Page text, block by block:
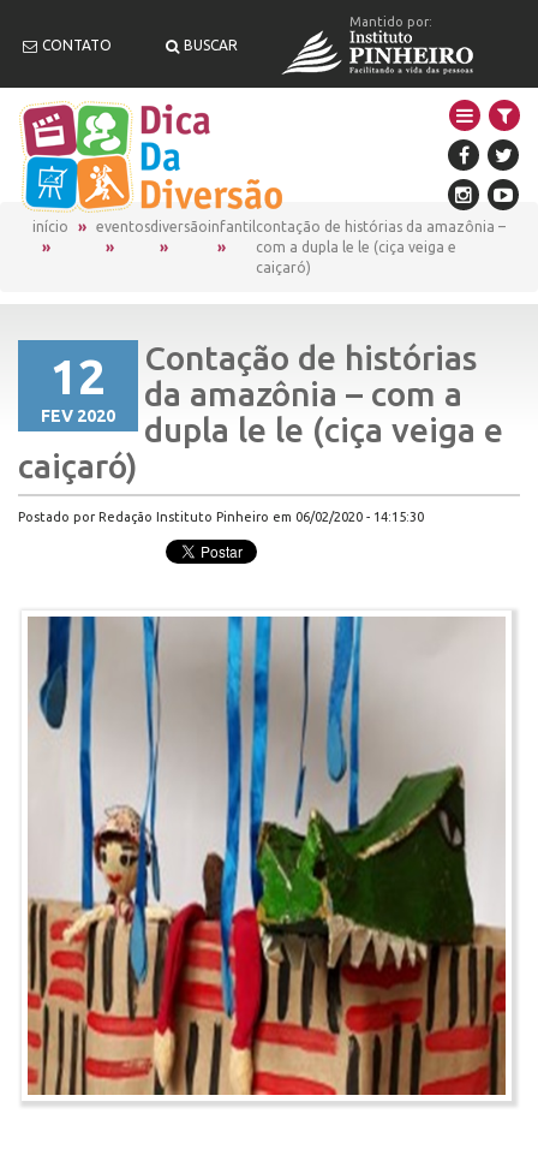
CONTATO BUSCAR
Mantido por:
início eventosdiversãoinfantil contação de histórias da amazônia –
com a dupla le le (ciça veiga e
caiçaró)
12
FEV 2020
Contação de histórias
da amazônia – com a
dupla le le (ciça veiga e
caiçaró)
Postado por Redação Instituto Pinheiro em 06/02/2020 - 14:15:30